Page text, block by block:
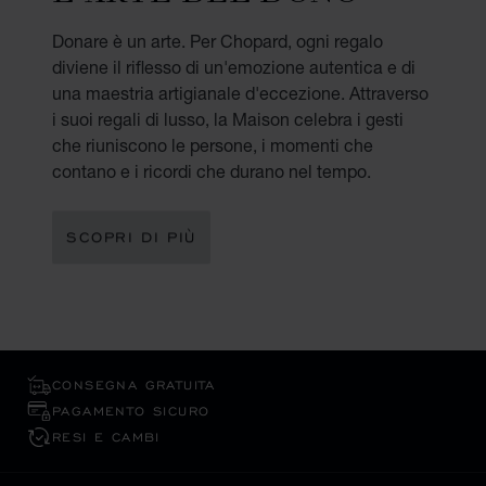
Donare è un arte. Per Chopard, ogni regalo
diviene il riflesso di un'emozione autentica e di
una maestria artigianale d'eccezione. Attraverso
i suoi regali di lusso, la Maison celebra i gesti
che riuniscono le persone, i momenti che
contano e i ricordi che durano nel tempo.
SCOPRI DI PIÙ
CONSEGNA GRATUITA
PAGAMENTO SICURO
RESI E CAMBI